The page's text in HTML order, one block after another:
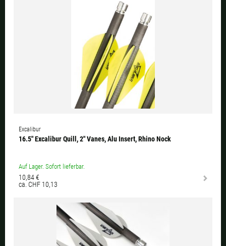
Excalibur
16.5" Excalibur Quill, 2" Vanes, Alu Insert, Rhino Nock
Auf Lager. Sofort lieferbar.
10,84 €
ca. CHF 10,13